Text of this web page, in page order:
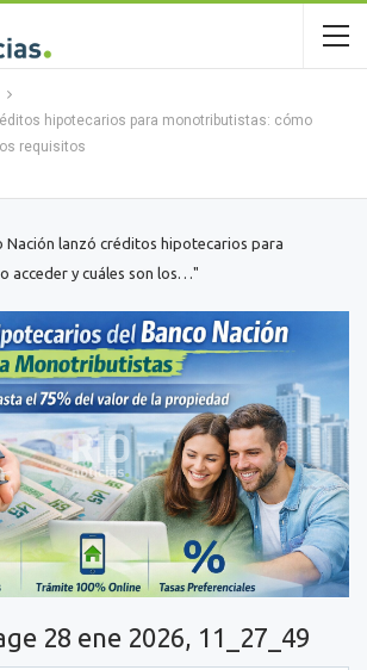
hipotecarios para monotributistas: cómo
requisitos
Nación lanzó créditos hipotecarios para
acceder y cuáles son los…"
28 ene 2026, 11_27_49